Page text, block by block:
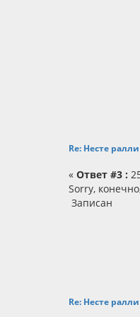
Re: Несте
«Ответ #3 :
Sorry,
Записан
Re: Несте